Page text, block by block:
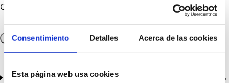
Consentimiento Detalles Acerca de las cookies
Esta página web usa cookies
Cantidad
Añadir a la cesta
Documentación